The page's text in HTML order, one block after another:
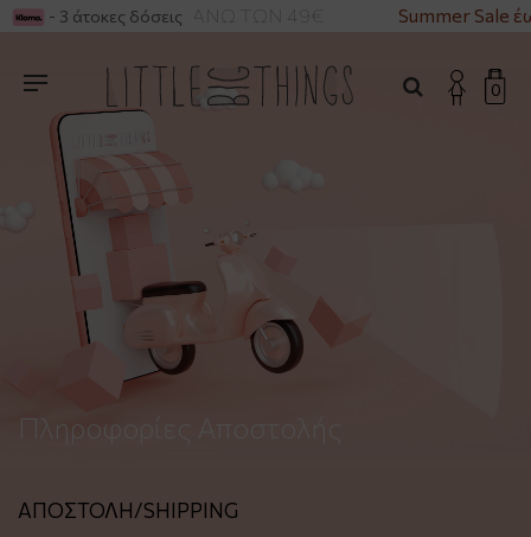
ΓΙΑ ΑΓΟΡΕΣ ΑΝΩ ΤΩΝ 49€ Summer Sale
- 3 άτοκες δόσεις
0
Πληροφορίες Αποστολής
ΑΠΟΣΤΟΛΗ/SHIPPING